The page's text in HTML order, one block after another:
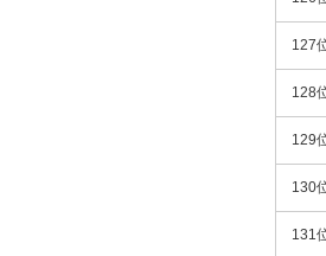
127
128
129
130
131